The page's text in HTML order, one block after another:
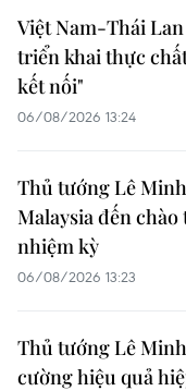
Việt Nam-Thái
triển khai thực
kết nối"
06/08/2026 13:24
Thủ tướng Lê
Malaysia đến
nhiệm kỳ
06/08/2026 13:23
Thủ tướng Lê
cường hiệu quả